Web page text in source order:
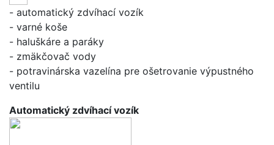
- automatický zdvíhací vozík
- varné koše
- haluškáre a paráky
- zmäkčovač vody
- potravinárska vazelína pre ošetrovanie výpustného
ventilu
Automatický zdvíhací vozík